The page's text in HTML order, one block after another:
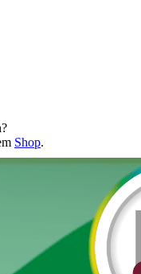
Shop.